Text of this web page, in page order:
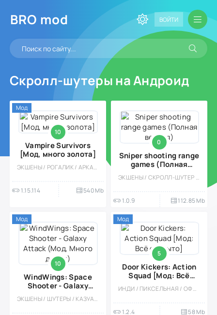
BRO mod ВОЙТИ
Скролл-шутеры на Андроид
10
Vampire Survivors
[Мод, много золота]
ЭКШЕНЫ / РОГАЛИК / АРКАДЫ / ОФЛАЙН / ОДНОПОЛЬЗОВАТЕЛЬСКИЕ / ВСТРОЕННЫЙ КЕШ / МОД / ВЫЖИВАНИЕ / ВИД СВЕРХУ / ВАМПИРЫ / РЕТРО / ФЭНТЕЗИ / КАЗУАЛЬНЫЕ / ИНДИ / ПИКСЕЛЬНАЯ / СКРОЛЛ-ШУТЕР
1.15.114 540 Mb
Мод
0
Sniper shooting range
games (Полная
версия)
ЭКШЕНЫ / СКРОЛЛ-ШУТЕР / PVP / ОТ ПЕРВОГО ЛИЦА / ОДНОПОЛЬЗОВАТЕЛЬСКИЕ / СЮЖЕТНЫЕ ИГРЫ / МНОГОПОЛЬЗОВАТЕЛЬСКАЯ
1.0.9 112.85 Mb
10
WindWings: Space
Shooter - Galaxy
Attack (Мод, Много
денег)
ЭКШЕНЫ / ШУТЕРЫ / КАЗУАЛЬНЫЕ / СТИЛИЗАЦИЯ / ОДНОПОЛЬЗОВАТЕЛЬСКИЕ / ОФЛАЙН / МОД / ВСТРОЕННЫЙ КЕШ / СКРОЛЛ-ШУТЕР / ВИД СБОКУ
Мод
5
Door Kickers: Action
Squad [Мод: Всё
открыто]
ИНДИ / ПИКСЕЛЬНАЯ / ОФЛАЙН / СТИЛИЗАЦИЯ / ОДНОПОЛЬЗОВАТЕЛЬСКИЕ / ПРИКЛЮЧЕНИЕ / ЭКШЕНЫ / ВИД СБОКУ / ШУТЕРЫ / СКРОЛЛ-ШУТЕР / МОД / ПЛАТНАЯ / МАЛЕНЬКАЯ / РЕТРО
1.2.4 58 Mb
Мод